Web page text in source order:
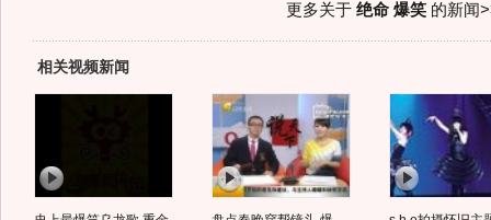
更多关于 绝命 爆笑的新闻
相关视频新闻